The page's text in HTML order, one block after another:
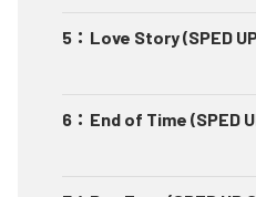
5 ： Love Story (SPED
6 ： End of Time (SPED